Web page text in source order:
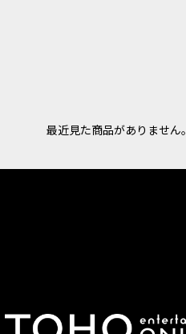
最近見た商品がありません。